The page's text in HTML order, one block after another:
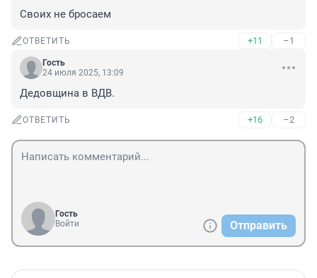
Своих не бросаем
ОТВЕТИТЬ +11 –1
Гость
24 июля 2025, 13:09
Дедовщина в ВДВ.
ОТВЕТИТЬ +16 –2
Гость
Войти
Отправить